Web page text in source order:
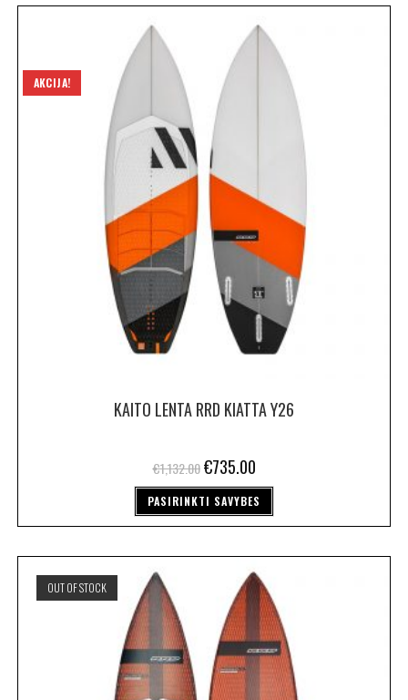
AKCIJA!
KAITO LENTA RRD KIATTA Y26
€1,132.00 €735.00
PASIRINKTI SAVYBES
OUT OF STOCK